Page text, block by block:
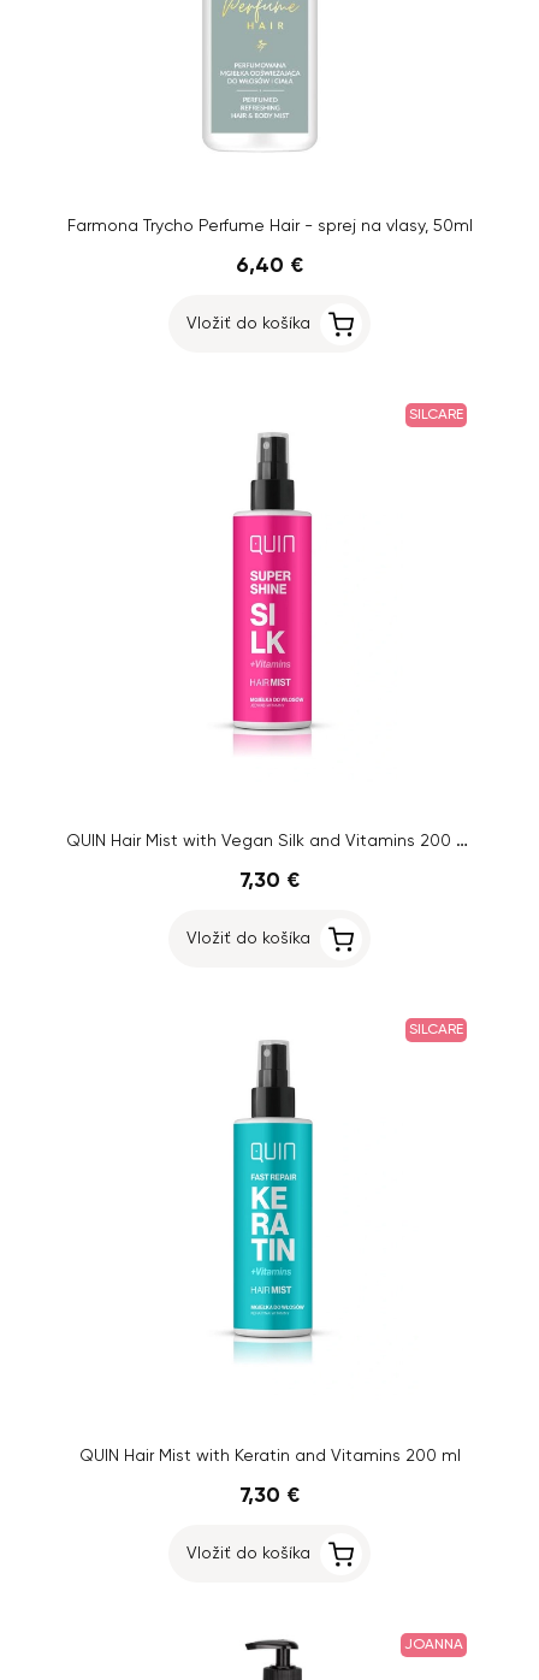
Farmona Trycho Perfume Hair - sprej na vlasy, 50ml
6,40 €
Vložiť do košíka
SILCARE
QUIN Hair Mist with Vegan Silk and Vitamins 200 ml
7,30 €
Vložiť do košíka
SILCARE
QUIN Hair Mist with Keratin and Vitamins 200 ml
7,30 €
Vložiť do košíka
JOANNA